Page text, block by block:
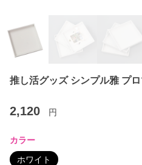
推し活グッズ シンプル雅 プ
2,120 円
カラー
ホワイト